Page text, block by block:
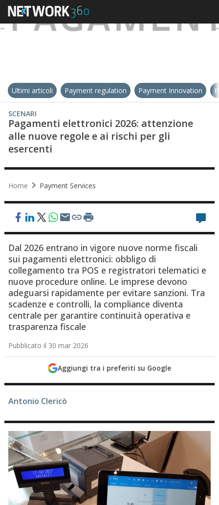
Ultimi articoli Payment regulation Payment Innovation
SCENARI
Pagamenti elettronici 2026: attenzione
alle nuove regole e ai rischi per gli
esercenti
Home Payment Services
Dal 2026 entrano in vigore nuove norme fiscali
sui pagamenti elettronici: obbligo di
collegamento tra POS e registratori telematici e
nuove procedure online. Le imprese devono
adeguarsi rapidamente per evitare sanzioni. Tra
scadenze e controlli, la compliance diventa
centrale per garantire continuità operativa e
trasparenza fiscale
Pubblicato il 30 mar 2026
Aggiungi tra i preferiti su Google
Antonio Clericò